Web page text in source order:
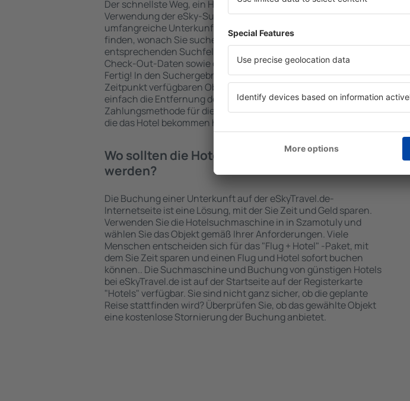
Der schnellste Weg, ein Hotel in Szamotuly zu finden, ist die
Verwendung der eSky-Suchmaschine für Unterkünfte. Eine
umfangreiche Unterkunftsbasis garantiert, dass Sie gerade das
finden, wonach Sie suchen. Geben Sie den Reiseort in die
entsprechenden Suchfelder ein, wählen Sie die Check-In- und
Check-Out-Daten sowie die Anzahl der Gäste und Zimmer aus.
Fertig! In den Suchergebnissen werden die zum angegebenen
Zeitpunkt verfügbaren Objekte angezeigt. Sie können ganz
einfach die Entfernung des Hotels vom Zentrum, die
Zahlungsmethode für die Unterkunft oder die Anzahl der Sterne,
die das Hotel bekommen hat, überprüfen.
Wo sollten die Hotels in in Szamotuly gebucht
werden?
Die Buchung einer Unterkunft auf der eSkyTravel.de-
Internetseite ist eine Lösung, mit der Sie Zeit und Geld sparen.
Verwenden Sie die Hotelsuchmaschine in in Szamotuly und
wählen Sie das Objekt gemäß Ihrer Anforderungen. Viele
Menschen entscheiden sich für das "Flug + Hotel" -Paket, mit
dem Sie Zeit sparen und einen Flug und Hotel sofort buchen
können.. Die Suchmaschine und Buchung von günstigen Hotels
bei eSkyTravel.de ist auf der Startseite auf der Registerkarte
"Hotels" verfügbar. Sie sind nicht ganz sicher, ob die geplante
Reise stattfinden wird? Überprüfen Sie, ob das gewählte Objekt
eine kostenlose Stornierung der Buchung anbietet.